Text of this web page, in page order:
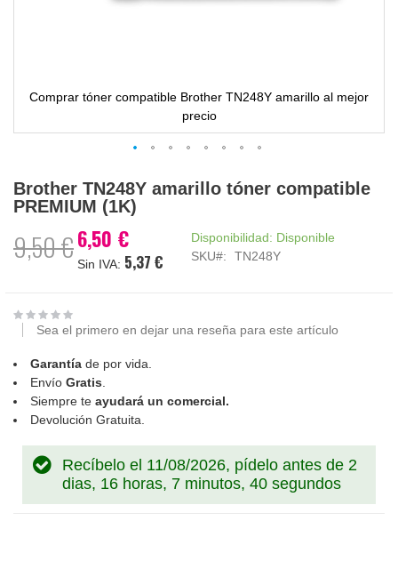
Comprar tóner compatible Brother TN248Y amarillo al mejor
precio
al
comienzo
la
galería
Brother TN248Y amarillo tóner compatible
PREMIUM (1K)
9,50 € Precio
especial
6,50 €
5,37 €
Disponibilidad: Disponible
SKU
TN248Y
Sea el primero en dejar una reseña para este artículo
Garantía de por vida.
Envío Gratis.
Siempre te ayudará un comercial.
Devolución Gratuita.
Recíbelo el 11/08/2026, pídelo antes de 2
dias, 16 horas, 7 minutos, 39 segundos